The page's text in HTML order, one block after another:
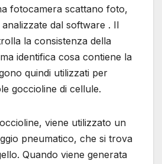
fotocamera scattano foto,
dal software . Il
la consistenza della
identifica cosa contiene la
quindi utilizzati per
goccioline di cellule.
viene utilizzato un
pneumatico, che si trova
Quando viene generata